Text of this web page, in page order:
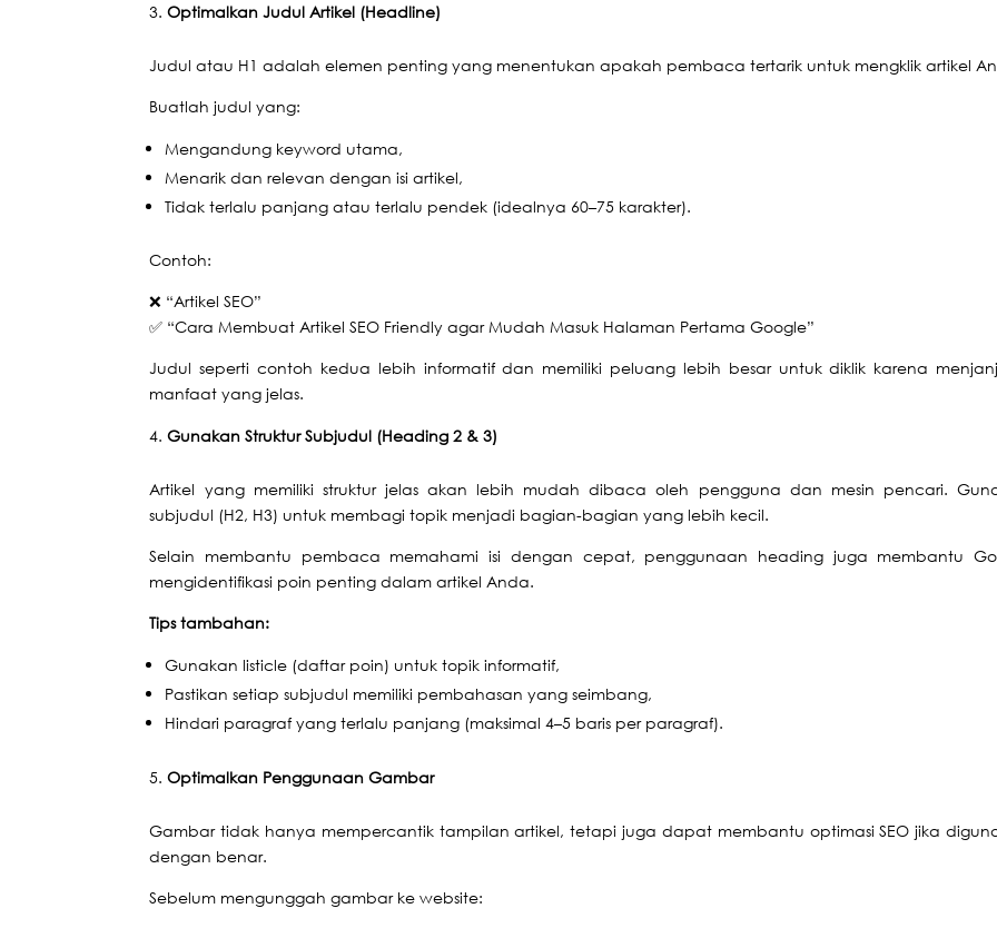
Optimalkan Judul Artikel (Headline)
Judul atau H1 adalah elemen penting yang menentukan apakah pembaca tertarik untuk mengklik artikel
Buatlah judul yang:
Mengandung keyword utama,
Menarik dan relevan dengan isi artikel,
Tidak terlalu panjang atau terlalu pendek (idealnya 60–75 karakter).
Contoh:
❌ “Artikel SEO”
✅ “Cara Membuat Artikel SEO Friendly agar Mudah Masuk Halaman Pertama Google”
Judul seperti contoh kedua lebih informatif dan memiliki peluang lebih besar untuk diklik karena
manfaat yang jelas.
Gunakan Struktur Subjudul (Heading 2 & 3)
Artikel yang memiliki struktur jelas akan lebih mudah dibaca oleh pengguna dan mesin pencari.
subjudul (H2, H3) untuk membagi topik menjadi bagian-bagian yang lebih kecil.
Selain membantu pembaca memahami isi dengan cepat, penggunaan heading juga membantu
mengidentifikasi poin penting dalam artikel Anda.
Tips tambahan:
Gunakan listicle (daftar poin) untuk topik informatif,
Pastikan setiap subjudul memiliki pembahasan yang seimbang,
Hindari paragraf yang terlalu panjang (maksimal 4–5 baris per paragraf).
Optimalkan Penggunaan Gambar
Gambar tidak hanya mempercantik tampilan artikel, tetapi juga dapat membantu optimasi SEO jika
dengan benar.
Sebelum mengunggah gambar ke website: